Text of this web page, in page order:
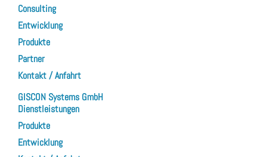
Consulting
Entwicklung
Produkte
Partner
Kontakt / Anfahrt
GISCON Systems GmbH
Dienstleistungen
Produkte
Entwicklung